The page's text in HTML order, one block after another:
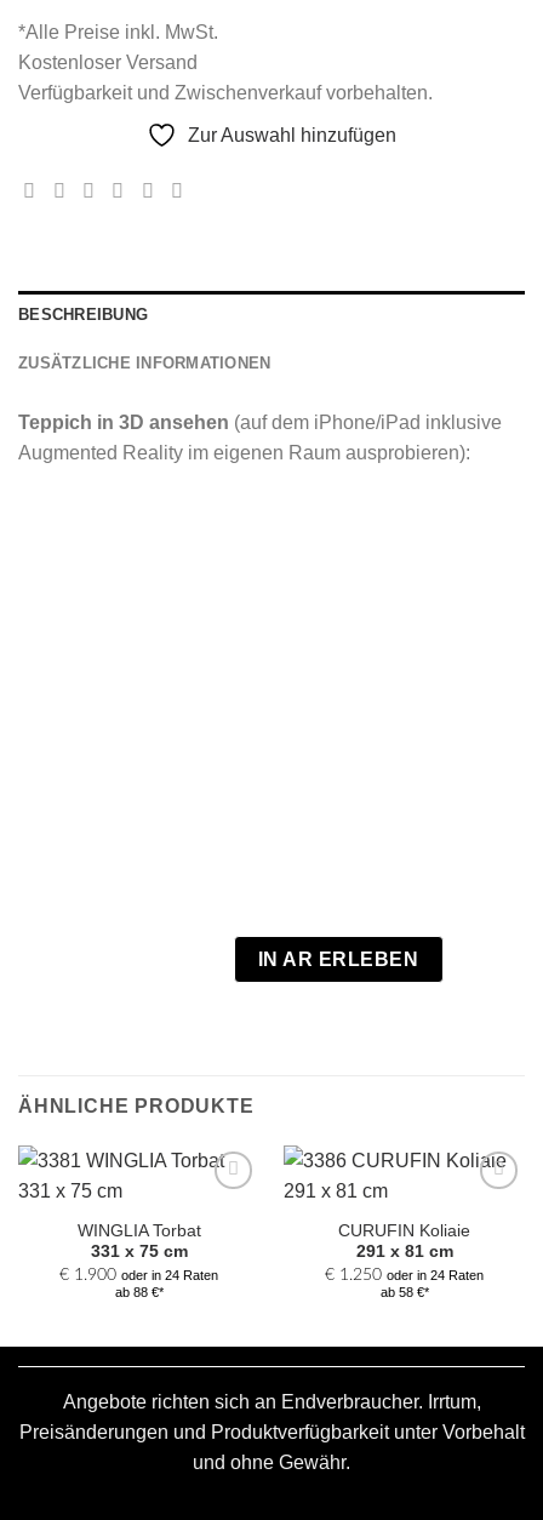
*Alle Preise inkl. MwSt.
Kostenloser Versand
Verfügbarkeit und Zwischenverkauf vorbehalten.
Zur Auswahl hinzufügen
BESCHREIBUNG
ZUSÄTZLICHE INFORMATIONEN
Teppich in 3D ansehen (auf dem iPhone/iPad inklusive
Augmented Reality im eigenen Raum ausprobieren):
IN AR ERLEBEN
ÄHNLICHE PRODUKTE
Auswahl
hinzufügen
WINGLIA Torbat
331 x 75 cm
€ 1.900 oder in 24 Raten
ab 88 €*
Auswahl
hinzufügen
CURUFIN Koliaie
291 x 81 cm
€ 1.250 oder in 24 Raten
ab 58 €*
Angebote richten sich an Endverbraucher. Irrtum,
Preisänderungen und Produktverfügbarkeit unter Vorbehalt
und ohne Gewähr.